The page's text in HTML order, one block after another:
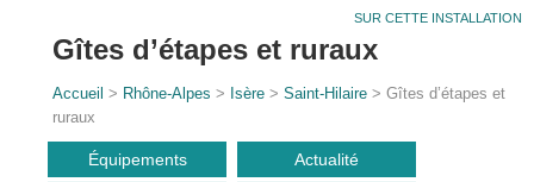
SUR CETTE INSTALLATION
Gîtes d’étapes et ruraux
Accueil > Rhône-Alpes > Isère >Saint-Hilaire > Gîtes d’étapes et
ruraux
Équipements Actualité